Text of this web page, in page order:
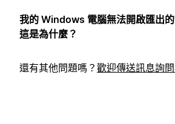
我的 Windows 電腦無法開啟匯出的
這是為什麼？
還有其他問題嗎？ 歡迎傳送訊息詢